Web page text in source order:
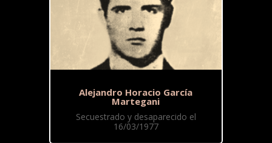
Alejandro Horacio García
Martegani
Secuestrado y desaparecido el
16/03/1977